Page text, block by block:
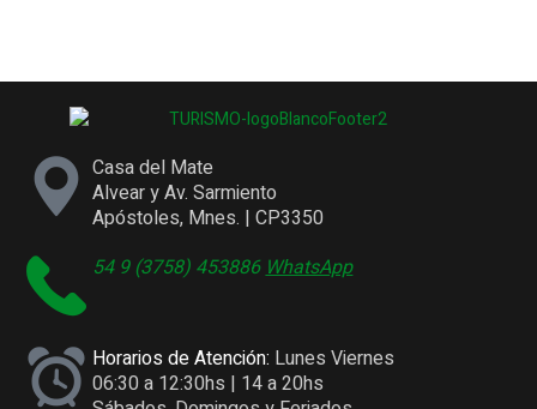
Casa del Mate
Alvear y Av. Sarmiento
Apóstoles, Mnes. | CP3350
54 9 (3758) 453886 WhatsApp
Horarios de Atención: Lunes Viernes
06:30 a 12:30hs | 14 a 20hs